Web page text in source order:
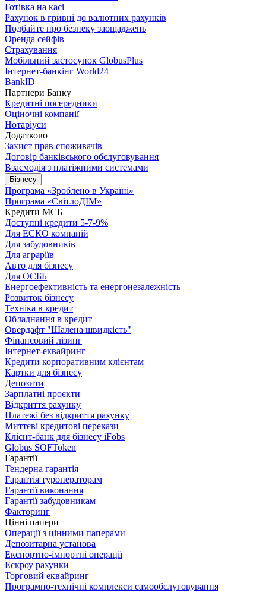
Готівка на касі
Рахунок в гривні до валютних рахунків
Подбайте про безпеку заощаджень
Оренда сейфів
Страхування
Мобільний застосунок GlobusPlus
Інтернет-банкінг World24
BankID
Партнери Банку
Кредитні посередники
Оціночні компанії
Нотаріуси
Додатково
Захист прав споживачів
Договір банківського обслуговування
Взаємодія з платіжними системами
Бізнесу
Програма «Зроблено в Україні»
Програма «СвітлоДІМ»
Кредити МСБ
Доступні кредити 5-7-9%
Для ЕСКО компаній
Для забудовників
Для аграріїв
Авто для бізнесу
Для ОСББ
Енергоефективність та енергонезалежність
Розвиток бізнесу
Техніка в кредит
Обладнання в кредит
Овердафт "Шалена швидкість"
Фінансовий лізинг
Інтернет-еквайринг
Кредити корпоративним клієнтам
Картки для бізнесу
Депозити
Зарплатні проєкти
Відкриття рахунку
Платежі без відкриття рахунку
Миттєві кредитові перекази
Клієнт-банк для бізнесу iFobs
Globus SOFToken
Гарантії
Тендерна гарантія
Гарантія туроператорам
Гарантії виконання
Гарантії забудовникам
Факторинг
Цінні папери
Операції з цінними паперами
Депозитарна установа
Експортно-імпортні операції
Ескроу рахунки
Торговий еквайринг
Програмно-технічні комплекси самообслуговування